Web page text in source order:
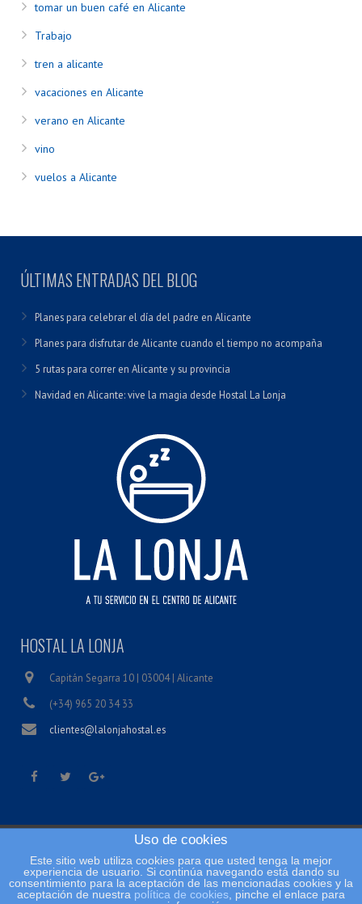
tomar un buen café en Alicante
Trabajo
tren a alicante
vacaciones en Alicante
verano en Alicante
vino
vuelos a Alicante
ÚLTIMAS ENTRADAS DEL BLOG
Planes para celebrar el día del padre en Alicante
Planes para disfrutar de Alicante cuando el tiempo no acompaña
5 rutas para correr en Alicante y su provincia
Navidad en Alicante: vive la magia desde Hostal La Lonja
HOSTAL LA LONJA
Capitán Segarra 10 | 03004 | Alicante
(+34) 965 20 34 33
clientes@lalonjahostal.es
Condiciones legales
Política de cookies
Uso de cookies
Este sitio web utiliza cookies para que usted tenga la mejor
experiencia de usuario. Si continúa navegando está dando su
consentimiento para la aceptación de las mencionadas cookies y la
aceptación de nuestra política de cookies , pinche el enlace para